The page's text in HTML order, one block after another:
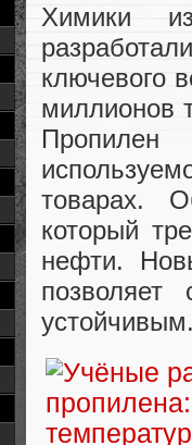
Химики
ключевого
миллионов
Пропилен
товарах.
который
нефти.